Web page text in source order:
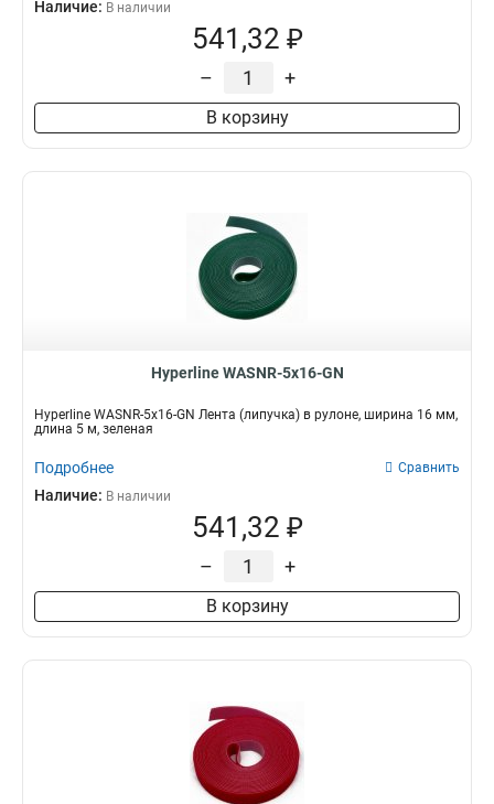
Наличие: В наличии
541,32 ₽
– +
В корзину
Hyperline WASNR-5x16-GN
Hyperline WASNR-5x16-GN Лента (липучка) в рулоне, ширина 16 мм,
длина 5 м, зеленая
Подробнее Сравнить
Наличие: В наличии
541,32 ₽
– +
В корзину